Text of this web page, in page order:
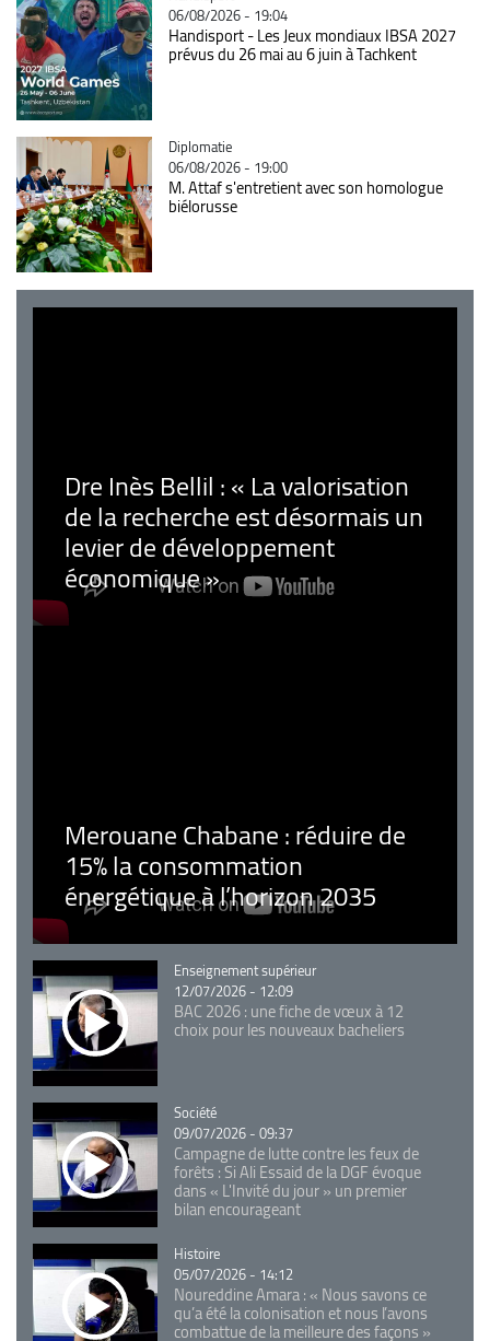
06/08/2026 - 19:04
Handisport - Les Jeux mondiaux IBSA 2027
prévus du 26 mai au 6 juin à Tachkent
Catégorie
Diplomatie
06/08/2026 - 19:00
M. Attaf s'entretient avec son homologue
biélorusse
Dre Inès Bellil : « La valorisation
de la recherche est désormais un
levier de développement
économique »
Merouane Chabane : réduire de
15% la consommation
énergétique à l’horizon 2035
Catégorie
Enseignement supérieur
12/07/2026 - 12:09
BAC 2026 : une fiche de vœux à 12
choix pour les nouveaux bacheliers
Catégorie
Société
09/07/2026 - 09:37
Campagne de lutte contre les feux de
forêts : Si Ali Essaid de la DGF évoque
dans « L'Invité du jour » un premier
bilan encourageant
Catégorie
Histoire
05/07/2026 - 14:12
Noureddine Amara : « Nous savons ce
qu’a été la colonisation et nous l’avons
combattue de la meilleure des façons »